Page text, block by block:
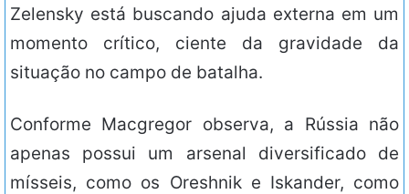
Zelensky está buscando ajuda externa em um
momento crítico, ciente da gravidade da
situação no campo de batalha.
Conforme Macgregor observa, a Rússia não
apenas possui um arsenal diversificado de
mísseis, como os Oreshnik e Iskander, como